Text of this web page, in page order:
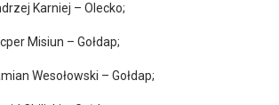
Karniej – Olecko;
Misiun – Gołdap;
Wesołowski – Gołdap;